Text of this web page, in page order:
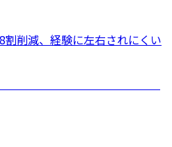
削減、経験に左右されにくい